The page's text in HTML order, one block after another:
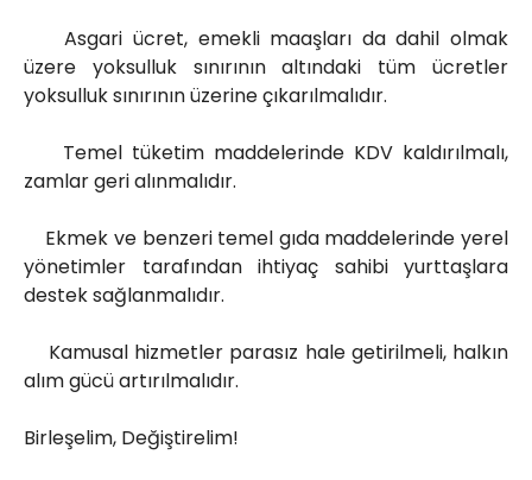
Asgari ücret, emekli maaşları da dahil olmak
üzere yoksulluk sınırının altındaki tüm ücretler
yoksulluk sınırının üzerine çıkarılmalıdır.
Temel tüketim maddelerinde KDV kaldırılmalı,
zamlar geri alınmalıdır.
Ekmek ve benzeri temel gıda maddelerinde yerel
yönetimler tarafından ihtiyaç sahibi yurttaşlara
destek sağlanmalıdır.
Kamusal hizmetler parasız hale getirilmeli, halkın
alım gücü artırılmalıdır.
Birleşelim, Değiştirelim!